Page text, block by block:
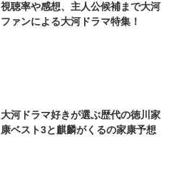
視聴率や感想、主人公候補まで大河
ファンによる大河ドラマ特集！
大河ドラマ好きが選ぶ歴代の徳川家
康ベスト3と麒麟がくるの家康予想